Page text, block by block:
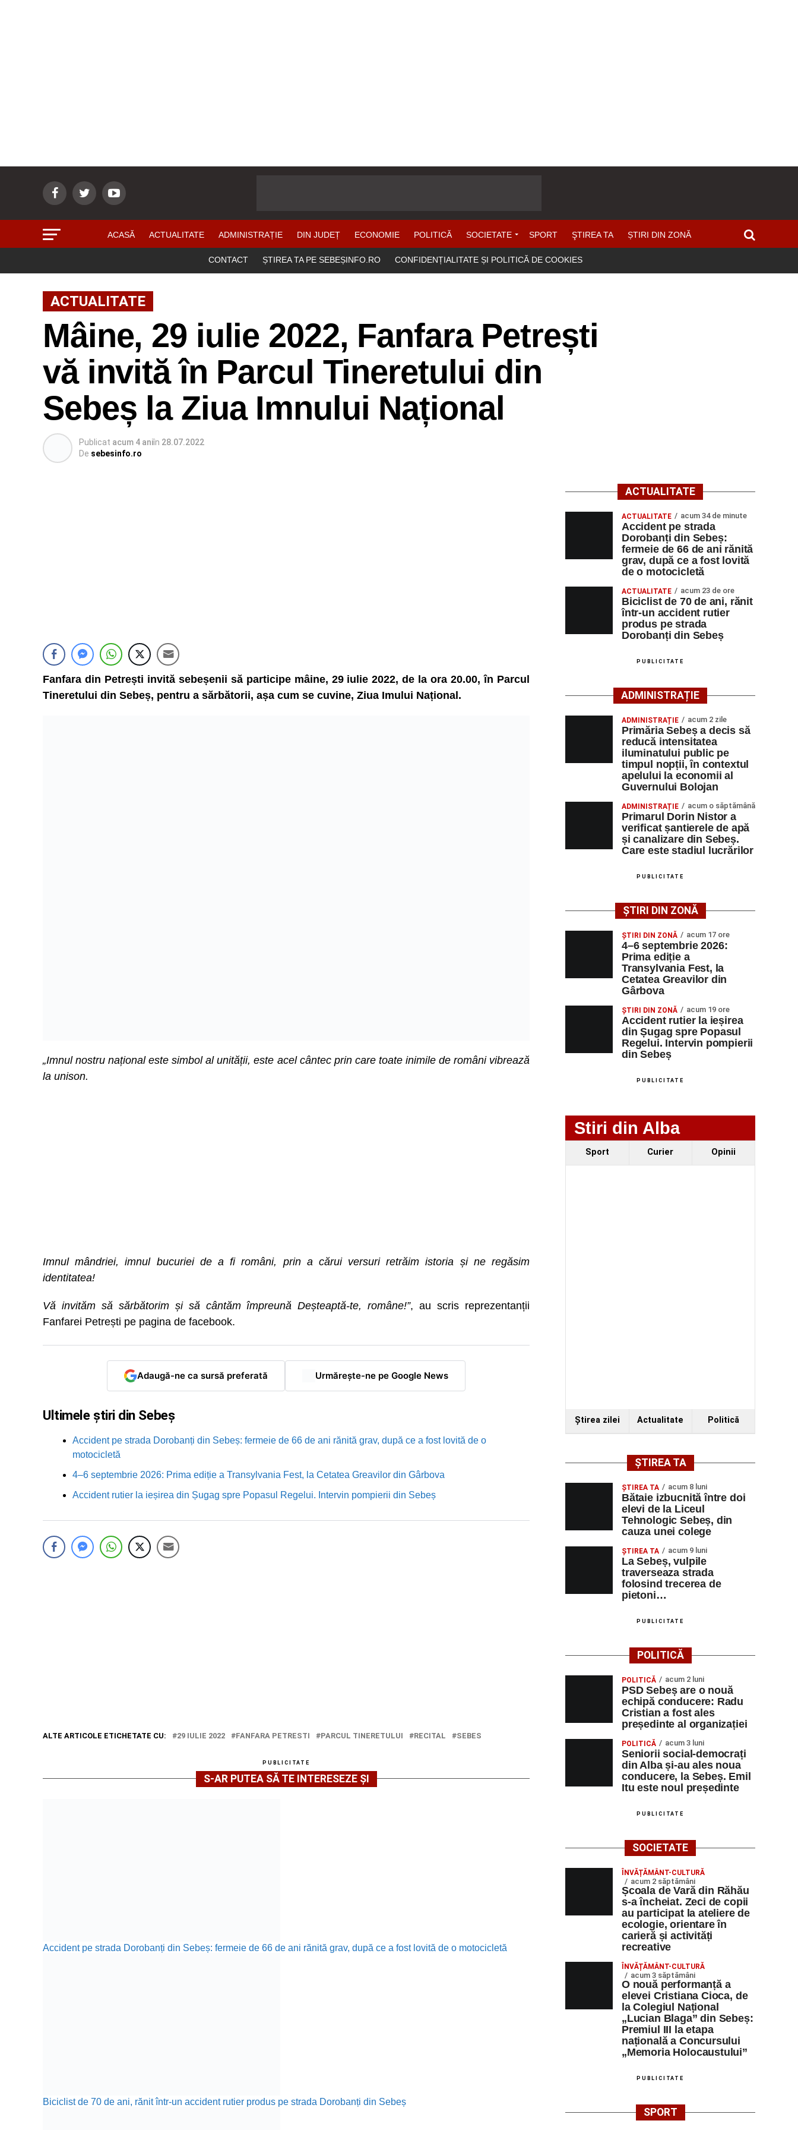
ACASĂ ACTUALITATE ADMINISTRAȚIE DIN JUDEȚ ECONOMIE POLITICĂ SOCIETATE SPORT ŞTIREA TA ȘTIRI DIN ZONĂ
CONTACT ȘTIREA TA PE SEBEȘINFO.RO CONFIDENȚIALITATE ȘI POLITICĂ DE COOKIES
ACTUALITATE
Mâine, 29 iulie 2022, Fanfara Petrești
vă invită în Parcul Tineretului din
Sebeș la Ziua Imnului Național
Publicat acum 4 aniîn 28.07.2022
De sebesinfo.ro
Fanfara din Petrești invită sebeșenii să participe mâine, 29 iulie 2022, de la ora 20.00, în Parcul
Tineretului din Sebeș, pentru a sărbătorii, așa cum se cuvine, Ziua Imului Național.
„Imnul nostru național este simbol al unității, este acel cântec prin care toate inimile de români vibrează
la unison.
Imnul mândriei, imnul bucuriei de a fi români, prin a cărui versuri retrăim istoria și ne regăsim
identitatea!
Vă invităm să sărbătorim și să cântăm împreună Deșteaptă-te, române!”, au scris reprezentanții
Fanfarei Petrești pe pagina de facebook.
Adaugă-ne ca sursă preferată Urmărește-ne pe Google News
Ultimele știri din Sebeș
Accident pe strada Dorobanți din Sebeș: fermeie de 66 de ani rănită grav, după ce a fost lovită de o
motocicletă
4–6 septembrie 2026: Prima ediție a Transylvania Fest, la Cetatea Greavilor din Gârbova
Accident rutier la ieșirea din Șugag spre Popasul Regelui. Intervin pompierii din Sebeș
ALTE ARTICOLE ETICHETATE CU: 29 IULIE 2022 FANFARA PETRESTI PARCUL TINERETULUI RECITAL SEBES
PUBLICITATE
S-AR PUTEA SĂ TE INTERESEZE ȘI
Accident pe strada Dorobanți din Sebeș: fermeie de 66 de ani rănită grav, după ce a fost lovită de o motocicletă
Biciclist de 70 de ani, rănit într-un accident rutier produs pe strada Dorobanți din Sebeș
ACTUALITATE
ACTUALITATE acum 34 de minute
Accident pe strada
Dorobanți din Sebeș:
fermeie de 66 de ani rănită
grav, după ce a fost lovită
de o motocicletă
ACTUALITATE acum 23 de ore
Biciclist de 70 de ani, rănit
într-un accident rutier
produs pe strada
Dorobanți din Sebeș
PUBLICITATE
ADMINISTRAȚIE
ADMINISTRAȚIE acum 2 zile
Primăria Sebeș a decis să
reducă intensitatea
iluminatului public pe
timpul nopții, în contextul
apelului la economii al
Guvernului Bolojan
ADMINISTRAȚIE acum o săptămână
Primarul Dorin Nistor a
verificat șantierele de apă
și canalizare din Sebeș.
Care este stadiul lucrărilor
PUBLICITATE
ȘTIRI DIN ZONĂ
ȘTIRI DIN ZONĂ acum 17 ore
4–6 septembrie 2026:
Prima ediție a
Transylvania Fest, la
Cetatea Greavilor din
Gârbova
ȘTIRI DIN ZONĂ acum 19 ore
Accident rutier la ieșirea
din Șugag spre Popasul
Regelui. Intervin pompierii
din Sebeș
PUBLICITATE
Stiri din Alba
Sport Curier Opinii
Ştirea zilei Actualitate Politică
ȘTIREA TA
ŞTIREA TA acum 8 luni
Bătaie izbucnită între doi
elevi de la Liceul
Tehnologic Sebeș, din
cauza unei colege
ŞTIREA TA acum 9 luni
La Sebeș, vulpile
traverseaza strada
folosind trecerea de
pietoni…
PUBLICITATE
POLITICĂ
POLITICĂ acum 2 luni
PSD Sebeș are o nouă
echipă conducere: Radu
Cristian a fost ales
președinte al organizației
POLITICĂ acum 3 luni
Seniorii social-democrați
din Alba și-au ales noua
conducere, la Sebeș. Emil
Itu este noul președinte
PUBLICITATE
SOCIETATE
ÎNVĂȚĂMÂNT-CULTURĂ
acum 2 săptămâni
Școala de Vară din Răhău
s-a încheiat. Zeci de copii
au participat la ateliere de
ecologie, orientare în
carieră și activități
recreative
ÎNVĂȚĂMÂNT-CULTURĂ
acum 3 săptămâni
O nouă performanță a
elevei Cristiana Cioca, de
la Colegiul Național
„Lucian Blaga” din Sebeș:
Premiul III la etapa
națională a Concursului
„Memoria Holocaustului”
PUBLICITATE
SPORT